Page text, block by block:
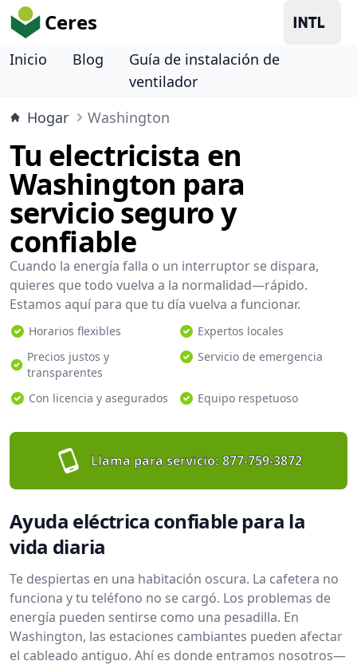
Ceres
Inicio Blog
Guía de instalación de
ventilador
Hogar
Washington
Tu electricista en
Washington para
servicio seguro y
confiable
Cuando la energía falla o un interruptor se dispara,
quieres que todo vuelva a la normalidad—rápido.
Estamos aquí para que tu día vuelva a funcionar.
Horarios flexibles
Expertos locales
Precios justos y
transparentes
Servicio de emergencia
Con licencia y asegurados Equipo respetuoso
Llama para servicio: 877-759-3872
Ayuda eléctrica confiable para la
vida diaria
Te despiertas en una habitación oscura. La cafetera no
funciona y tu teléfono no se cargó. Los problemas de
energía pueden sentirse como una pesadilla. En
Washington, las estaciones cambiantes pueden afectar
el cableado antiguo. Ahí es donde entramos nosotros—